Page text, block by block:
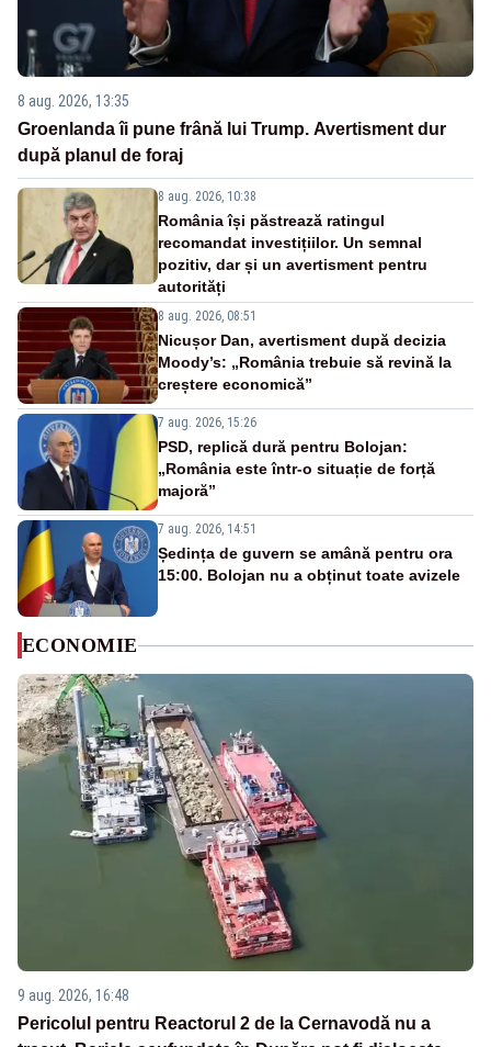
8 aug. 2026, 13:35
Groenlanda îi pune frână lui Trump. Avertisment dur
după planul de foraj
8 aug. 2026, 10:38
România își păstrează ratingul
recomandat investițiilor. Un semnal
pozitiv, dar și un avertisment pentru
autorități
8 aug. 2026, 08:51
Nicușor Dan, avertisment după decizia
Moody’s: „România trebuie să revină la
creștere economică”
7 aug. 2026, 15:26
PSD, replică dură pentru Bolojan:
„România este într-o situație de forță
majoră”
7 aug. 2026, 14:51
Ședința de guvern se amână pentru ora
15:00. Bolojan nu a obținut toate avizele
ECONOMIE
9 aug. 2026, 16:48
Pericolul pentru Reactorul 2 de la Cernavodă nu a